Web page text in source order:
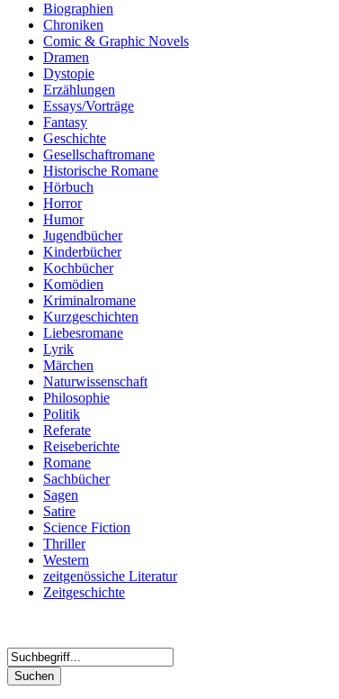
Biographien
Chroniken
Comic & Graphic Novels
Dramen
Dystopie
Erzählungen
Essays/Vorträge
Fantasy
Geschichte
Gesellschaftromane
Historische Romane
Hörbuch
Horror
Humor
Jugendbücher
Kinderbücher
Kochbücher
Komödien
Kriminalromane
Kurzgeschichten
Liebesromane
Lyrik
Märchen
Naturwissenschaft
Philosophie
Politik
Referate
Reiseberichte
Romane
Sachbücher
Sagen
Satire
Science Fiction
Thriller
Western
zeitgenössiche Literatur
Zeitgeschichte